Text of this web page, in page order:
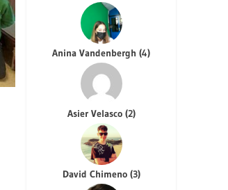
Anina Vandenbergh(4)
Asier Velasco (2)
David Chimeno (3)